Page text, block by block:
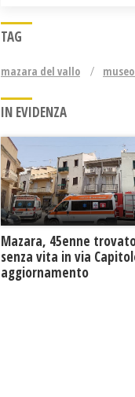
TAG
mazara del vallo
IN EVIDENZA
Mazara, 45enne
senza vita in via
aggiornamento